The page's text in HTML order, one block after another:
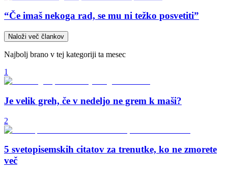
“Če imaš nekoga rad, se mu ni težko posvetiti”
Naloži več člankov
Najbolj brano v tej kategoriji ta mesec
1
Je velik greh, če v nedeljo ne grem k maši?
2
5 svetopisemskih citatov za trenutke, ko ne zmorete
več